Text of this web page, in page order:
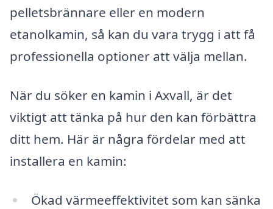
pelletsbrännare eller en modern
etanolkamin, så kan du vara trygg i att få
professionella optioner att välja mellan.
När du söker en kamin i Axvall, är det
viktigt att tänka på hur den kan förbättra
ditt hem. Här är några fördelar med att
installera en kamin:
Ökad värmeeffektivitet som kan sänka